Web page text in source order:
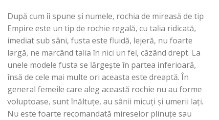
După cum îi spune și numele, rochia de mireasă de tip
Empire este un tip de rochie regală, cu talia ridicată,
imediat sub sâni, fusta este fluidă, lejeră, nu foarte
largă, ne marcând talia în nici un fel, căzând drept. La
unele modele fusta se lărgește în partea inferioară,
însă de cele mai multe ori aceasta este dreaptă. În
general femeile care aleg această rochie nu au forme
voluptoase, sunt înăltuțe, au sânii micuți și umerii lați.
Nu este foarte recomandată mireselor plinuțe sau